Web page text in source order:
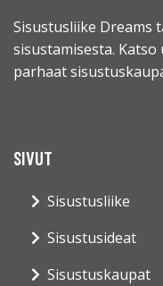
Sisustusliike Dreams
sisustamisesta.
parhaat
SIVUT
Sisustusliike
Sisustusideat
Sisustuskaupat